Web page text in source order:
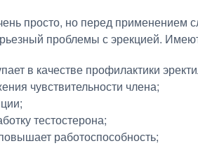
просто, но перед применением
проблемы с эрекцией.
в качестве профилактики
чувствительности члена;
тестостерона;
работоспособность;